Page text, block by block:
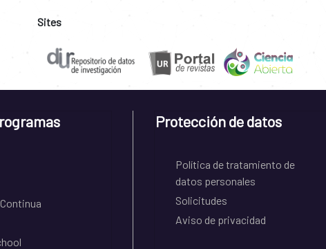
Sites
Protección de datos
Política de tratamiento de
datos personales
Solicitudes
Aviso de privacidad